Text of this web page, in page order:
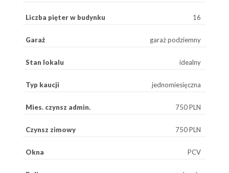
Liczba pięter w budynku 16
Garaż garaż podziemny
Stan lokalu idealny
Typ kaucji jednomiesięczna
Mies. czynsz admin. 750 PLN
Czynsz zimowy 750 PLN
Okna PCV